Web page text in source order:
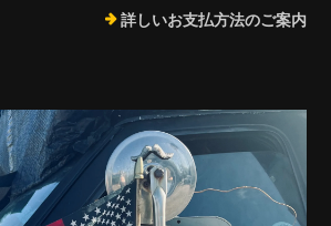
詳しいお支払方法のご案内